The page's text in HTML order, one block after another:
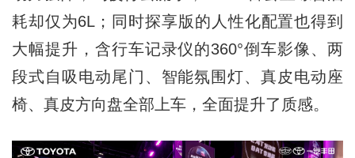
耗却仅为6L；同时探享版的人性化配置也得到
大幅提升，含行车记录仪的360°倒车影像、两
段式自吸电动尾门、智能氛围灯、真皮电动座
椅、真皮方向盘全部上车，全面提升了质感。